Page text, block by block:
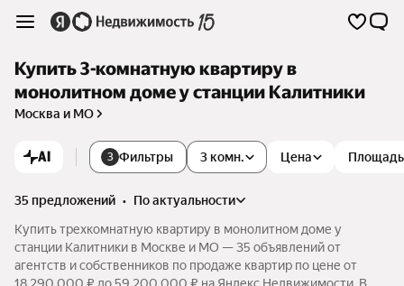
Купить 3-комнатную квартиру в
монолитном доме у станции Калитники
Москва и МО
AI 3 Фильтры 3 комн. Цена Площадь
35 предложений •
по актуальности
Купить трехкомнатную квартиру в монолитном доме у
станции Калитники в Москве и МО — 35 объявлений от
агентств и собственников по продаже квартир по цене от